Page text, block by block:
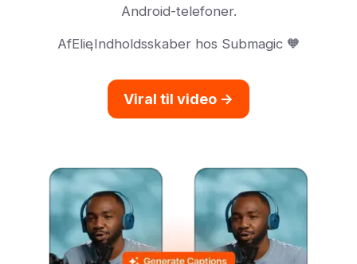
Android-telefoner.
AfElie,Indholdsskaber hos Submagic 🧡
Viral til video ->